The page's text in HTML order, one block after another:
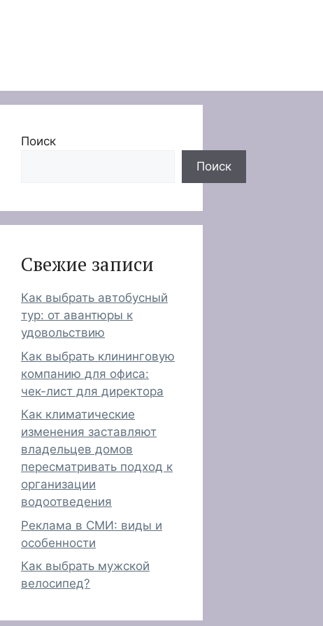
Поиск
Поиск
Свежие записи
Как выбрать автобусный
тур: от авантюры к
удовольствию
Как выбрать клининговую
компанию для офиса:
чек-лист для директора
Как климатические
изменения заставляют
владельцев домов
пересматривать подход к
организации
водоотведения
Реклама в СМИ: виды и
особенности
Как выбрать мужской
велосипед?